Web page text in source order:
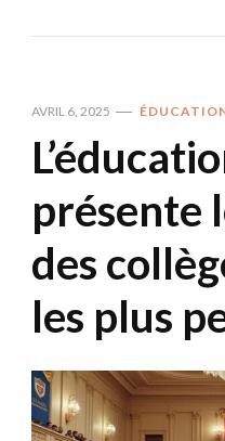
AVRIL 6, 2025
présente
des
les plus